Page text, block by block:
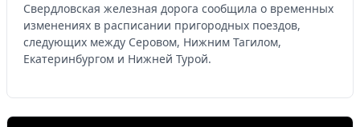
Свердловская железная дорога сообщила о временных
изменениях в расписании пригородных поездов,
следующих между Серовом, Нижним Тагилом,
Екатеринбургом и Нижней Турой.